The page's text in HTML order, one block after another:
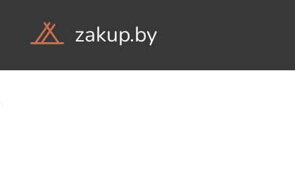
zakup.by
Объявления Компании